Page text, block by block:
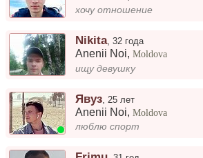
хочу отношение
Nikita,32 года
Anenii Noi,Moldova
ищу девушку
Явуз 25 лет
Anenii Noi,Moldova
люблю спорт